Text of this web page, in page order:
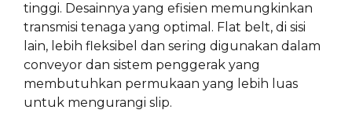
tinggi. Desainnya yang efisien memungkinkan
transmisi tenaga yang optimal. Flat belt, di sisi
lain, lebih fleksibel dan sering digunakan dalam
conveyor dan sistem penggerak yang
membutuhkan permukaan yang lebih luas
untuk mengurangi slip.